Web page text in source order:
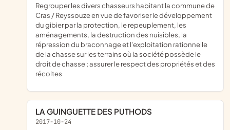
regrouper les divers chasseurs habitant la commune de
Cras / Reyssouze en vue de favoriser le développement
du gibier par la protection, le repeuplement, les
aménagements, la destruction des nuisibles, la
répression du braconnage et l'exploitation rationnelle
de la chasse sur les terrains où la société possède le
droit de chasse ; assurer le respect des propriétés et des
récoltes
LA GUINGUETTE DES PUTHODS
2017-10-24